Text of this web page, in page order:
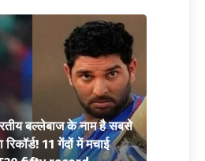
बल्लेबाज के नाम है सबसे
11 गेंदों में मचाई